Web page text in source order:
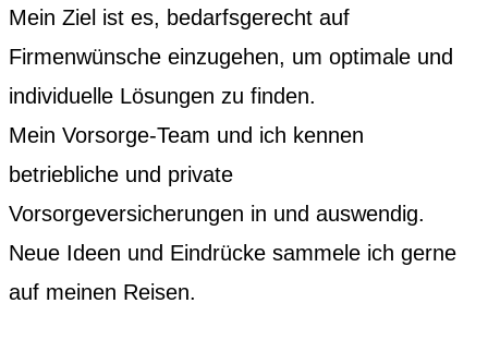
Mein Ziel ist es, bedarfsgerecht auf
Firmenwünsche einzugehen, um optimale und
individuelle Lösungen zu finden.
Mein Vorsorge-Team und ich kennen
betriebliche und private
Vorsorgeversicherungen in und auswendig.
Neue Ideen und Eindrücke sammele ich gerne
auf meinen Reisen.